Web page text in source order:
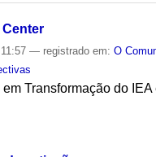
11:57— registrado em:O
Transformação do